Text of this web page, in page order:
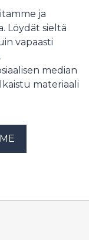
ja
Löydät sieltä
vapaasti
median
materiaali